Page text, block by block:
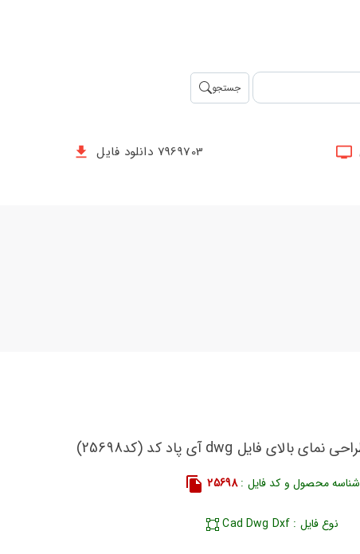
جستجو
7969703 دانلود فایل
شناسه محصول و کد فایل :25698
نوع فایل : Cad Dwg Dxf